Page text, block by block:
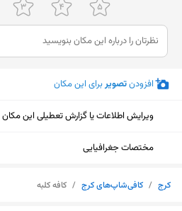
افزودنتصویربرای این مکان
ویرایش اطلاعات یا گزارش تعطیلی این مکان
مختصات جغرافیایی
کرج / کافی‌شاپ‌های کرج / کافه کلبه